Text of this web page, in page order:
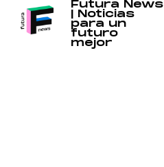
Futura News
| Noticias
para un
futuro
mejor